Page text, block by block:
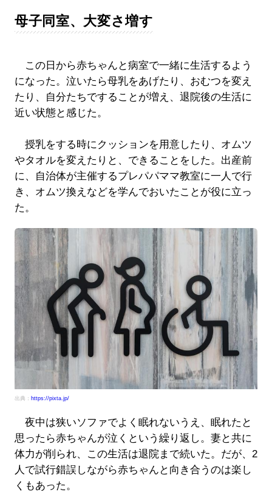
母子同室、大変さ増す
この日から赤ちゃんと病室で一緒に生活するよう
になった。泣いたら母乳をあげたり、おむつを変え
たり、自分たちですることが増え、退院後の生活に
近い状態と感じた。
授乳をする時にクッションを用意したり、オムツ
やタオルを変えたりと、できることをした。出産前
に、自治体が主催するプレパパママ教室に一人で行
き、オムツ換えなどを学んでおいたことが役に立っ
た。
出典： https://pixta.jp/
夜中は狭いソファでよく眠れないうえ、眠れたと
思ったら赤ちゃんが泣くという繰り返し。妻と共に
体力が削られ、この生活は退院まで続いた。だが、2
人で試行錯誤しながら赤ちゃんと向き合うのは楽し
くもあった。